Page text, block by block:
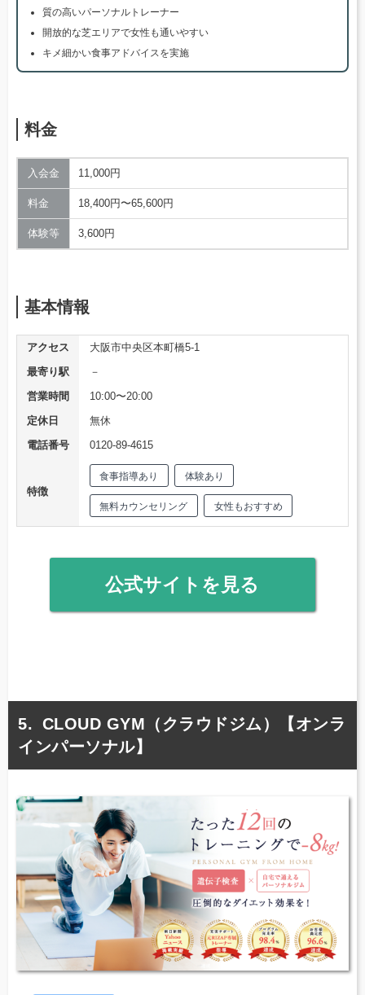
質の高いパーソナルトレーナー
開放的な芝エリアで女性も通いやすい
キメ細かい食事アドバイスを実施
料金
入会金 11,000円
料金 18,400円〜65,600円
体験等 3,600円
基本情報
アクセス
大阪市中央区本町橋5-1
最寄り駅
－
営業時間
10:00〜20:00
定休日
無休
電話番号
0120-89-4615
特徴
食事指導あり 体験あり
無料カウンセリング 女性もおすすめ
公式サイトを見る
CLOUD GYM（クラウドジム）【オンラ
インパーソナル】